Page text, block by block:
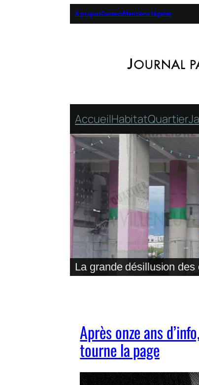
À proposContactMentions légales
AccueilHabitatQuartier
La grande désillusion des
Après onze ans
tourne la page